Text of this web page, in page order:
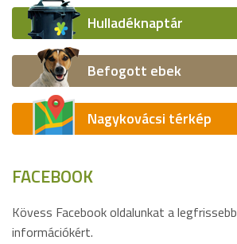
Hulladéknaptár
Befogott ebek
Nagykovácsi térkép
FACEBOOK
Kövess Facebook oldalunkat a legfrissebb
információkért.